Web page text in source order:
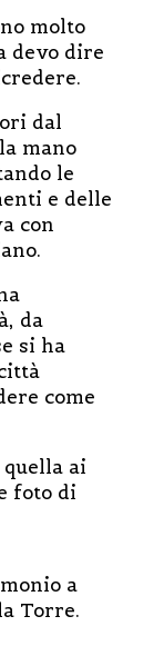
molto
devo dire
dal
mano
le
e delle
con
da
si ha
come
quella ai
foto di
a
Torre.